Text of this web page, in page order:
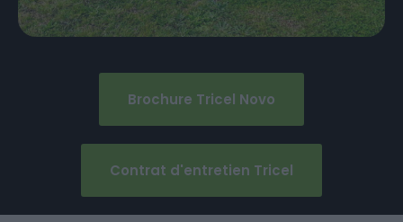
Brochure Tricel Novo
Contrat d'entretien Tricel